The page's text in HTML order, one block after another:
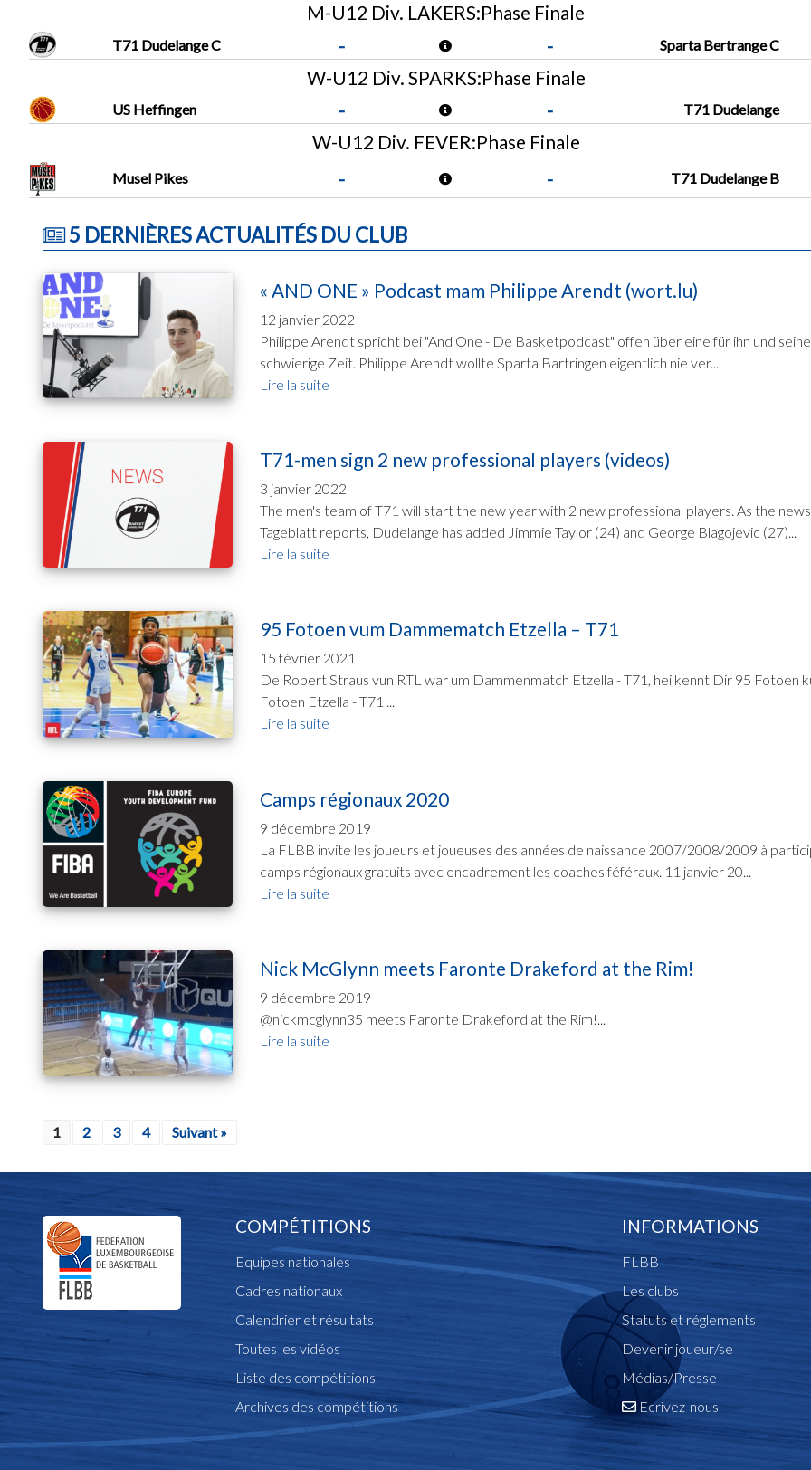
M-U12 Div. LAKERS:Phase Finale
T71 Dudelange C - - Sparta Bertrange C
W-U12 Div. SPARKS:Phase Finale
US Heffingen - - T71 Dudelange
W-U12 Div. FEVER:Phase Finale
Musel Pikes - - T71 Dudelange B
5 DERNIÈRES ACTUALITÉS DU CLUB
« AND ONE » Podcast mam Philippe Arendt (wort.lu)
12 janvier 2022
Philippe Arendt spricht bei "And One - De Basketpodcast" offen über eine für ihn und
schwierige Zeit. Philippe Arendt wollte Sparta Bartringen eigentlich nie ver...
Lire la suite
T71-men sign 2 new professional players (videos)
3 janvier 2022
The men's team of T71 will start the new year with 2 new professional players. As the
Tageblatt reports, Dudelange has added Jimmie Taylor (24) and George Blagojevic (27)...
Lire la suite
95 Fotoen vum Dammematch Etzella – T71
15 février 2021
De Robert Straus vun RTL war um Dammenmatch Etzella - T71, hei kennt Dir 95 Fotoen
Fotoen Etzella - T71 ...
Lire la suite
Camps régionaux 2020
9 décembre 2019
La FLBB invite les joueurs et joueuses des années de naissance 2007/2008/2009 à
camps régionaux gratuits avec encadrement les coaches féféraux. 11 janvier 20...
Lire la suite
Nick McGlynn meets Faronte Drakeford at the Rim!
9 décembre 2019
@nickmcglynn35 meets Faronte Drakeford at the Rim!...
Lire la suite
1 2 3 4 Suivant »
COMPÉTITIONS
Equipes nationales
Cadres nationaux
Calendrier et résultats
Toutes les vidéos
Liste des compétitions
Archives des compétitions
INFORMATIONS
FLBB
Les clubs
Statuts et réglements
Devenir joueur/se
Médias/Presse
Ecrivez-nous